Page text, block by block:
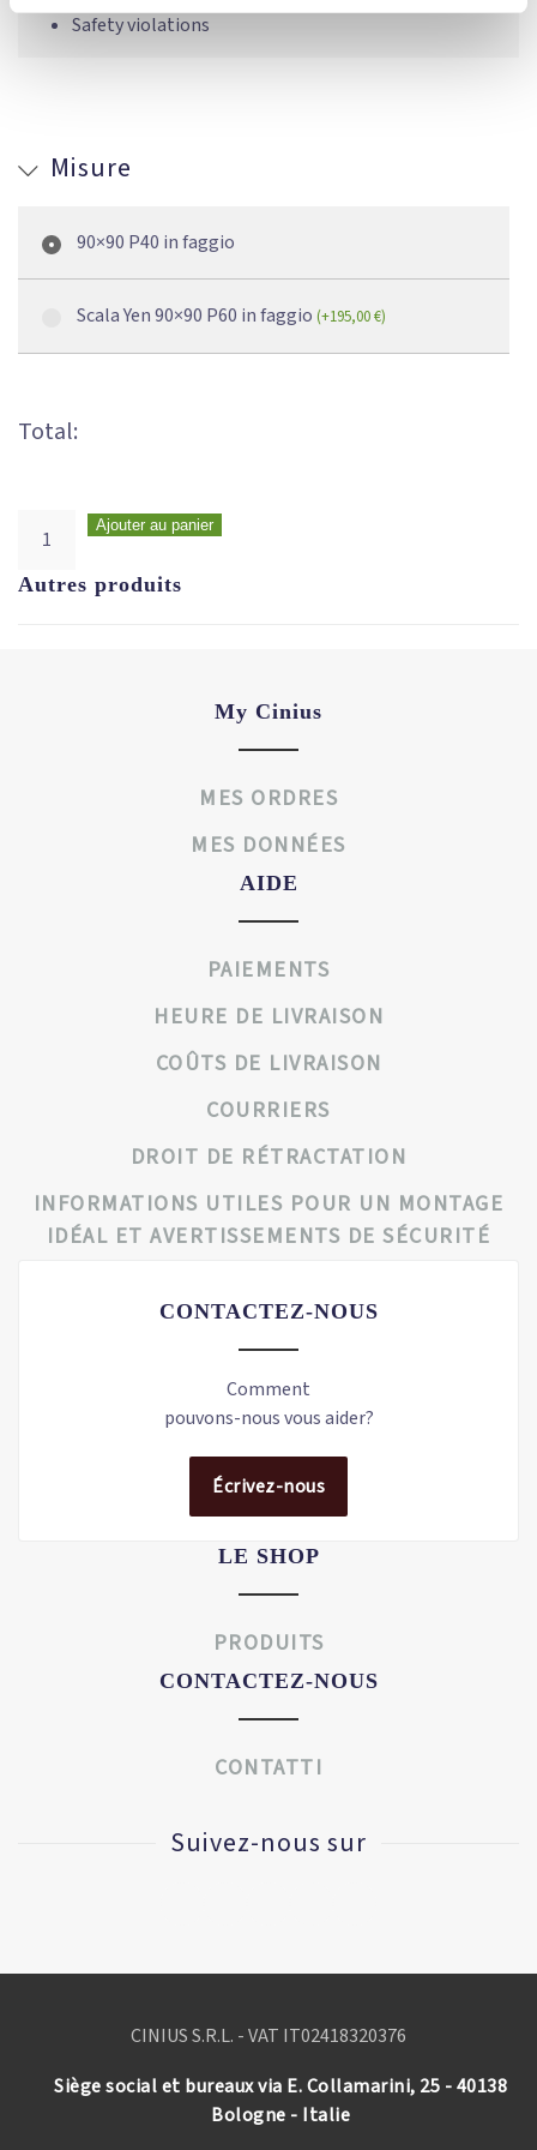
Safety violations
Misure
90×90 P40 in faggio
Scala Yen 90×90 P60 in faggio (+195,00€)
Total:
Ajouter au panier
Autres produits
My Cinius
MES ORDRES
MES DONNÉES
AIDE
PAIEMENTS
HEURE DE LIVRAISON
COÛTS DE LIVRAISON
COURRIERS
DROIT DE RÉTRACTATION
INFORMATIONS UTILES POUR UN MONTAGE
IDÉAL ET AVERTISSEMENTS DE SÉCURITÉ
CONTACTEZ-NOUS
Comment
pouvons-nous vous aider?
Écrivez-nous
LE SHOP
PRODUITS
CONTACTEZ-NOUS
CONTATTI
Suivez-nous sur
CINIUS S.R.L. - VAT IT02418320376
Siège social et bureaux via E. Collamarini, 25 - 40138
Bologne - Italie